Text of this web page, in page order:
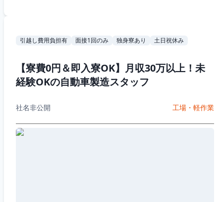
引越し費用負担有 面接1回のみ 独身寮あり 土日祝休み
【寮費0円＆即入寮OK】月収30万以上！未
経験OKの自動車製造スタッフ
社名非公開 工場・軽作業